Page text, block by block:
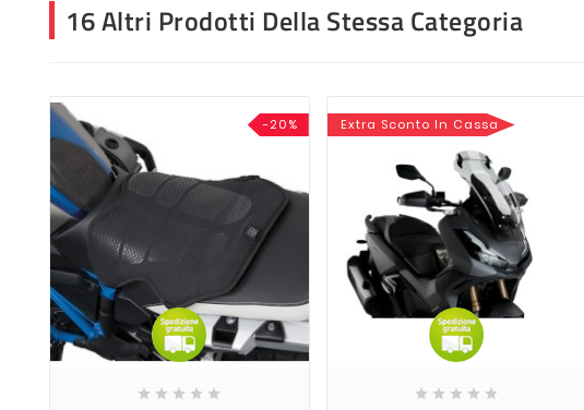
16 Altri Prodotti Della Stessa Categoria
-20%
    
Extra Sconto In Cassa
    